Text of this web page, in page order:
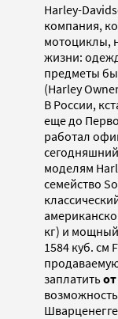
Harley-
компания,
мотоциклы,
жизни:
предметы
(Harley
В России,
еще до
работал
моделям
семейство
кг) и мощный
1584 куб. см
заплатить